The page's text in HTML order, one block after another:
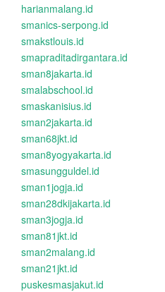
harianmalang.id
smanics-serpong.id
smakstlouis.id
smapraditadirgantara.id
sman8jakarta.id
smalabschool.id
smaskanisius.id
sman2jakarta.id
sman68jkt.id
sman8yogyakarta.id
smasungguldel.id
sman1jogja.id
sman28dkijakarta.id
sman3jogja.id
sman81jkt.id
sman2malang.id
sman21jkt.id
puskesmasjakut.id